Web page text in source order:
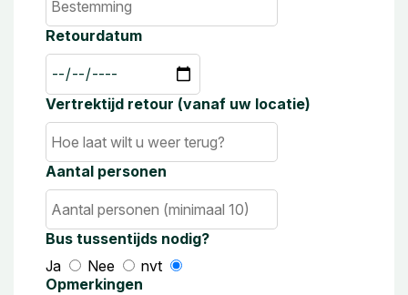
Retourdatum
Vertrektijd retour (vanaf uw locatie)
Aantal personen
Bus tussentijds nodig?
Ja
Nee
nvt
Opmerkingen